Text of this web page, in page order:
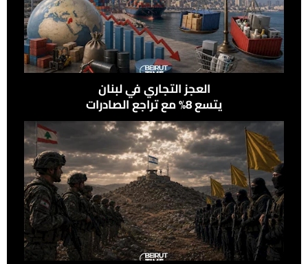
العجز التجاري في لبنان
يتسع 8% مع تراجع الصادرات
وإرتفاع الواردات